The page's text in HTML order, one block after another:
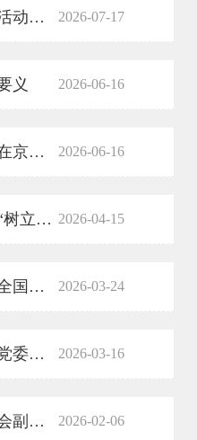
《社会组织评比表彰活动管理办法》解读 2026-07-17
义 2026-06-16
全国党建工作座谈会在京召开 2026-06-16
中国民贸党支部举办“树立和践行正确政绩观”专题党课 2026-04-15
中央社会工作部召开全国性行业协会商会全面从严治党暨警示教育会议 2026-03-24
中国纺织工业联合会党委常委、副会长端小平接受纪律审查和监察调查 2026-03-16
中国制药装备行业协会副秘书长遆倩鹤接受监察调查 2026-02-06